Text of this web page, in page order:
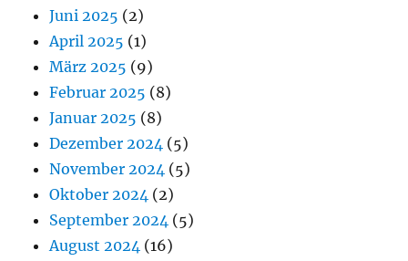
Juni 2025 (2)
April 2025 (1)
März 2025 (9)
Februar 2025 (8)
Januar 2025 (8)
Dezember 2024 (5)
November 2024 (5)
Oktober 2024 (2)
September 2024 (5)
August 2024 (16)